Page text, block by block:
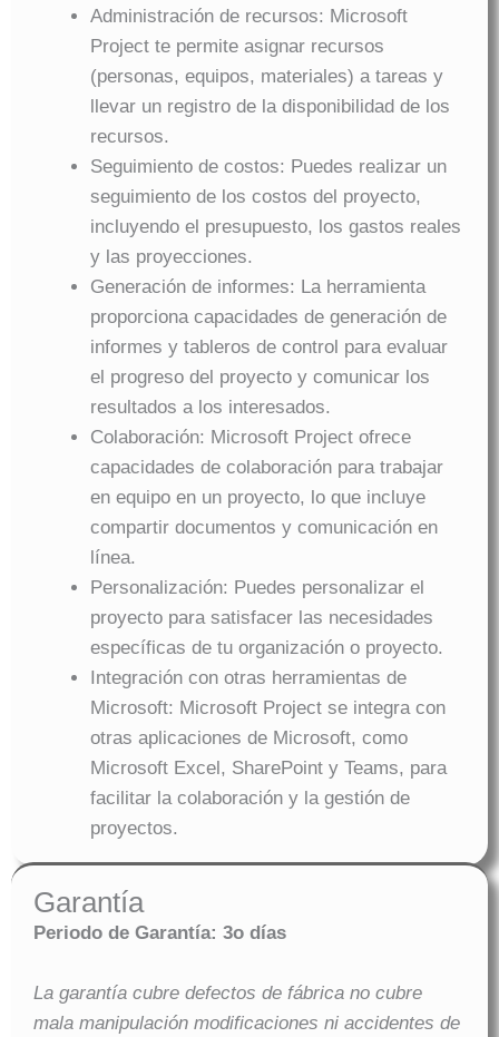
Administración de recursos: Microsoft
Project te permite asignar recursos
(personas, equipos, materiales) a tareas y
llevar un registro de la disponibilidad de los
recursos.
Seguimiento de costos: Puedes realizar un
seguimiento de los costos del proyecto,
incluyendo el presupuesto, los gastos reales
y las proyecciones.
Generación de informes: La herramienta
proporciona capacidades de generación de
informes y tableros de control para evaluar
el progreso del proyecto y comunicar los
resultados a los interesados.
Colaboración: Microsoft Project ofrece
capacidades de colaboración para trabajar
en equipo en un proyecto, lo que incluye
compartir documentos y comunicación en
línea.
Personalización: Puedes personalizar el
proyecto para satisfacer las necesidades
específicas de tu organización o proyecto.
Integración con otras herramientas de
Microsoft: Microsoft Project se integra con
otras aplicaciones de Microsoft, como
Microsoft Excel, SharePoint y Teams, para
facilitar la colaboración y la gestión de
proyectos.
Garantía
Periodo de Garantía: 3o días
La garantía cubre defectos de fábrica no cubre
mala manipulación modificaciones ni accidentes de